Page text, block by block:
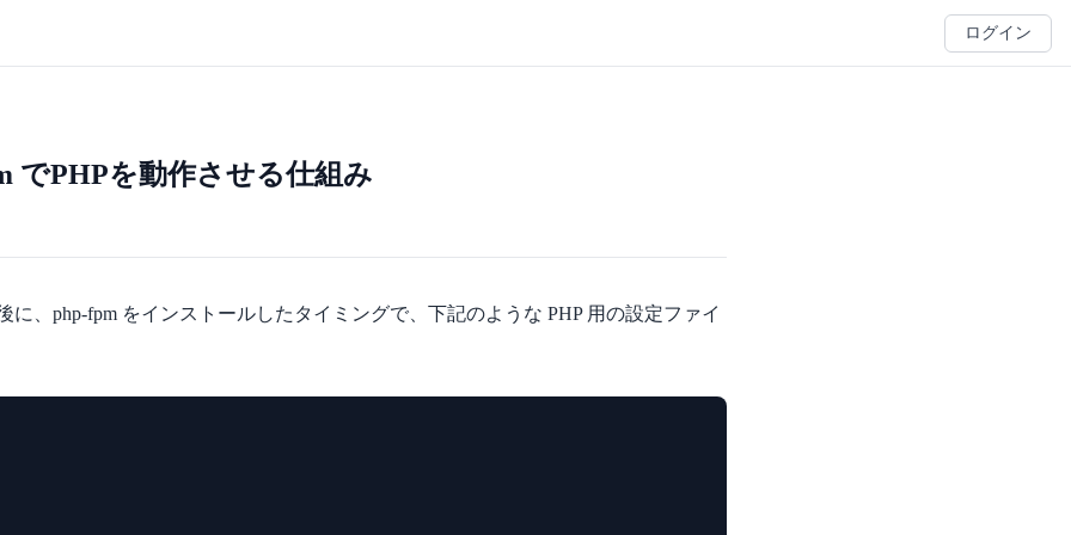
ログイン
でPHPを動作させる仕組み
に、php-fpm をインストールしたタイミングで、下記のような PHP 用の設定ファイ